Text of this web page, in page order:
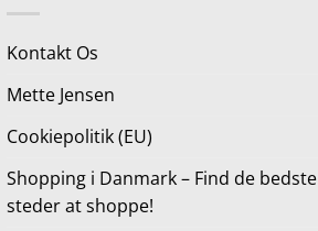
Kontakt Os
Mette Jensen
Cookiepolitik (EU)
Shopping i Danmark – Find de bedste
steder at shoppe!